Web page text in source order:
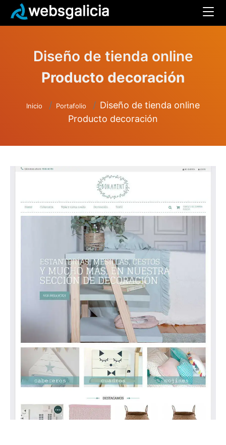
Diseño de tienda online
Producto decoración
Inicio Portafolio
Diseño de tienda online
Producto decoración